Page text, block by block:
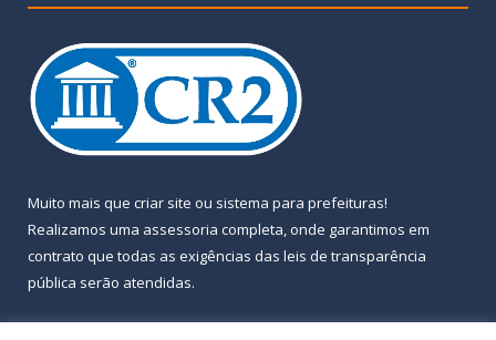
Muito mais que criar site ou sistema para prefeituras!
Realizamos uma assessoria completa, onde garantimos em
contrato que todas as exigências das leis de transparência
pública serão atendidas.